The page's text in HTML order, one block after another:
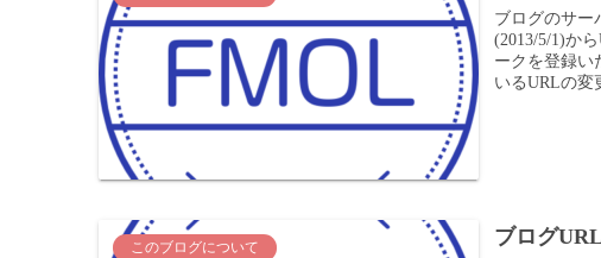
ブログのサー
(2013/5/1)か
ークを登録い
いるURLの変
このブログについて ブログ